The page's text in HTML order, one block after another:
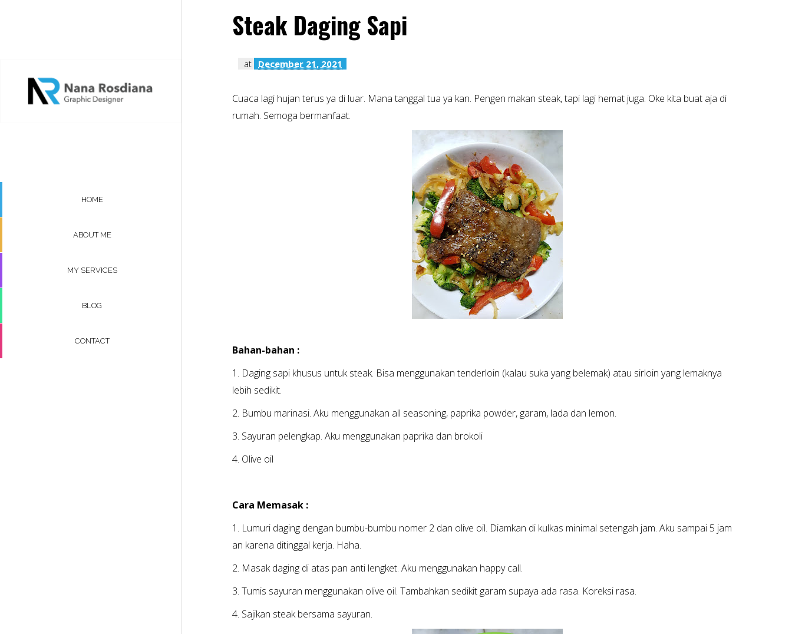
HOME
ABOUT ME
MY SERVICES
BLOG
CONTACT
Steak Daging Sapi
at December 21, 2021
Cuaca lagi hujan terus ya di luar. Mana tanggal tua ya kan. Pengen makan steak, tapi lagi hemat juga. Oke kita buat aja di
rumah. Semoga bermanfaat.
Bahan-bahan :
1. Daging sapi khusus untuk steak. Bisa menggunakan tenderloin (kalau suka yang belemak) atau sirloin yang lemaknya
lebih sedikit.
2. Bumbu marinasi. Aku menggunakan all seasoning, paprika powder, garam, lada dan lemon.
3. Sayuran pelengkap. Aku menggunakan paprika dan brokoli
4. Olive oil
Cara Memasak :
1. Lumuri daging dengan bumbu-bumbu nomer 2 dan olive oil. Diamkan di kulkas minimal setengah jam. Aku sampai 5 jam
an karena ditinggal kerja. Haha.
2. Masak daging di atas pan anti lengket. Aku menggunakan happy call.
3. Tumis sayuran menggunakan olive oil. Tambahkan sedikit garam supaya ada rasa. Koreksi rasa.
4. Sajikan steak bersama sayuran.